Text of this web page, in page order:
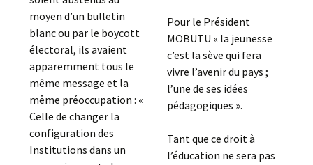
moyen d’un bulletin
blanc ou par le boycott
électoral, ils avaient
apparemment tous le
même message et la
même préoccupation : «
Celle de changer la
configuration des
Institutions dans un
Pour le Président
MOBUTU « la jeunesse
c’est la sève qui fera
vivre l’avenir du pays ;
l’une de ses idées
pédagogiques ».
Tant que ce droit à
l’éducation ne sera pas